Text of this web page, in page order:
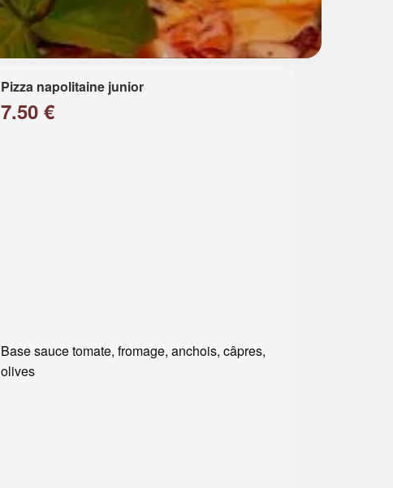
Pizza napolitaine junior
7.50 €
Base sauce tomate, fromage, anchois, câpres,
olives